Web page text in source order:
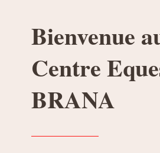
Bienvenue
Centre
BRANA
——————